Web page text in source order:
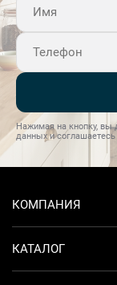
Нажимая на кнопку, вы
данных и соглашаетесь
КОМПАНИЯ
КАТАЛОГ